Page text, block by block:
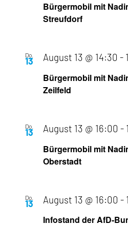
Bürgermobil mit
Streufdorf
Do.
13
Bürgermobil mit
Zeilfeld
August 13 @ 14:30 -
Do.
13
Bürgermobil mit
Oberstadt
August 13 @ 16:00 -
Do.
13
Infostand der AfD-
August 13 @ 16:00 -